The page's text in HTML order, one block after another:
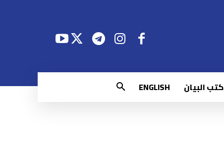
كتب البيان ENGLISH